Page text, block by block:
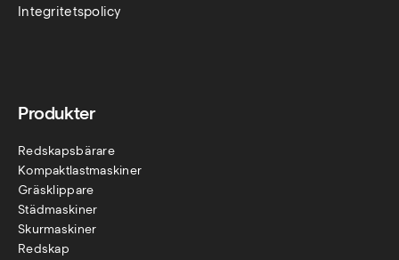
Integritetspolicy
Produkter
Redskapsbärare
Kompaktlastmaskiner
Gräsklippare
Städmaskiner
Skurmaskiner
Redskap